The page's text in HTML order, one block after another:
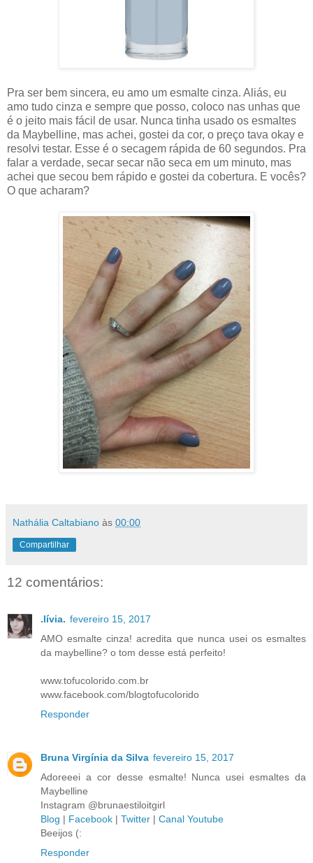
Pra ser bem sincera, eu amo um esmalte cinza. Aliás, eu
amo tudo cinza e sempre que posso, coloco nas unhas que
é o jeito mais fácil de usar. Nunca tinha usado os esmaltes
da Maybelline, mas achei, gostei da cor, o preço tava okay e
resolvi testar. Esse é o secagem rápida de 60 segundos. Pra
falar a verdade, secar secar não seca em um minuto, mas
achei que secou bem rápido e gostei da cobertura. E vocês?
O que acharam?
Nathália Caltabiano às 00:00
Compartilhar
12 comentários:
.lívia. fevereiro 15, 2017
AMO esmalte cinza! acredita que nunca usei os esmaltes
da maybelline? o tom desse está perfeito!
www.tofucolorido.com.br
www.facebook.com/blogtofucolorido
Responder
Bruna Virgínia da Silva fevereiro 15, 2017
Adoreeei a cor desse esmalte! Nunca usei esmaltes da
Maybelline
Instagram @brunaestiloitgirl
Blog | Facebook | Twitter | Canal Youtube
Beeijos (:
Responder